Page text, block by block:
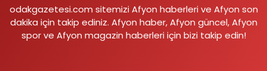
odakgazetesi.com sitemizi Afyon haberleri ve Afyon son
dakika için takip ediniz. Afyon haber, Afyon güncel, Afyon
spor ve Afyon magazin haberleri için bizi takip edin!